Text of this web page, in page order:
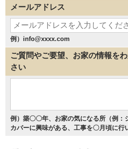
メールアドレス
例）info@xxxx.com
ご質問やご要望、お家の情報を
さい
例）築〇〇年、お家の気になる所（例：
カバーに興味がある、工事を〇月頃に行